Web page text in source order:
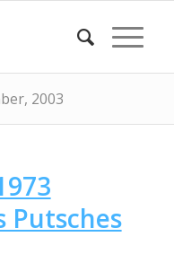
2003
Putsches